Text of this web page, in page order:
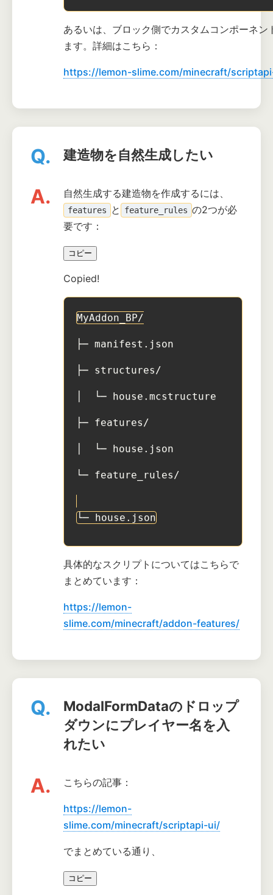
あるいは、ブロック側でカスタムコンポーネ
ます。詳細はこちら：
https://lemon-slime.com/minecraft/
Q. 建造物を自然生成したい
A. 自然生成する建造物を作成するには、
features と feature_rules の2つが必
要です：
コピー
Copied!
MyAddon_BP/
├─ manifest.json
├─ structures/
│  └─ house.mcstructure
├─ features/
│  └─ house.json
└─ feature_rules/
└─ house.json
具体的なスクリプトについてはこちらで
まとめています：
https://lemon-
slime.com/minecraft/addon-features/
Q.
ModalFormDataのドロップ
ダウンにプレイヤー名を入
れたい
A. こちらの記事：
https://lemon-
slime.com/minecraft/scriptapi-ui/
でまとめている通り、
コピー